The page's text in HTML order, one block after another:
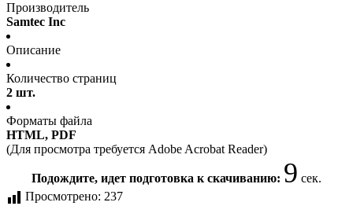
Производитель
Samtec Inc
Описание
Количество страниц
2 шт.
Форматы файла
HTML, PDF
(Для просмотра требуется Adobe Acrobat Reader)
Подождите, идет подготовка к скачиванию: 9 сек.
Просмотрено: 237